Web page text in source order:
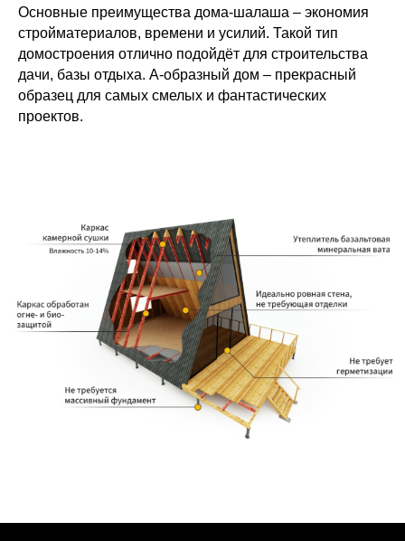
Основные преимущества дома-шалаша – экономия
стройматериалов, времени и усилий. Такой тип
домостроения отлично подойдёт для строительства
дачи, базы отдыха. А-образный дом – прекрасный
образец для самых смелых и фантастических
проектов.